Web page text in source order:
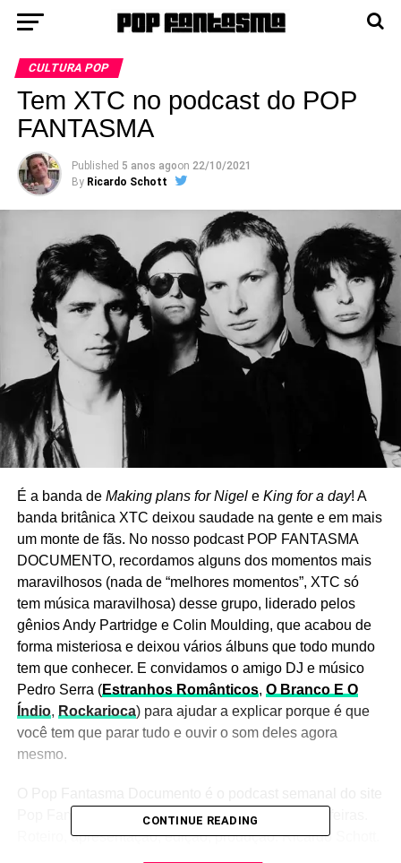
CULTURA POP
Tem XTC no podcast do POP
FANTASMA
Published 5 anos agoon 22/10/2021
By Ricardo Schott
É a banda de Making plans for Nigele King for a day! A
banda britânica XTC deixou saudade na gente e em mais
um monte de fãs. No nosso podcast POP FANTASMA
DOCUMENTO, recordamos alguns dos momentos mais
maravilhosos (nada de “melhores momentos”, XTC só
tem música maravilhosa) desse grupo, liderado pelos
gênios Andy Partridge e Colin Moulding, que acabou de
forma misteriosa e deixou vários álbuns que todo mundo
tem que conhecer. E convidamos o amigo DJ e músico
Pedro Serra (Estranhos Românticos, O Branco E O
Índio, Rockarioca) para ajudar a explicar porque é que
você tem que parar tudo e ouvir o som deles agora
mesmo.
Pop Fantasma. Episódios novos todas as sextas-feiras.
Roteiro, apresentação, edição, produção: Ricardo Schott.
CONTINUE READING